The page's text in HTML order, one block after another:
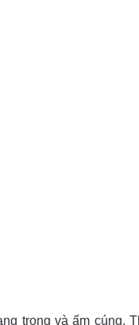
trọng và ấm cúng.